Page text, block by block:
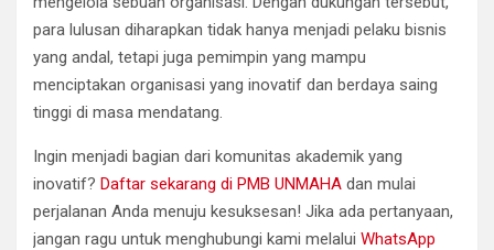
para lulusan diharapkan tidak hanya menjadi pelaku bisnis
yang andal, tetapi juga pemimpin yang mampu
menciptakan organisasi yang inovatif dan berdaya saing
tinggi di masa mendatang.
Ingin menjadi bagian dari komunitas akademik yang
inovatif? Daftar sekarang di PMB UNMAHA dan mulai
perjalanan Anda menuju kesuksesan! Jika ada pertanyaan,
jangan ragu untuk menghubungi kami melalui WhatsApp